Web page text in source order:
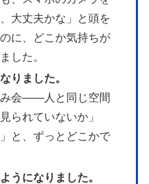
大丈夫かな」と頭を
に、どこか気持ちが
した。
りました。
み会——人と同じ空間
られていないか」
と、ずっとどこかで
うになりました。